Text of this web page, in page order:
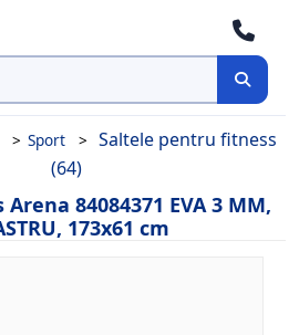
Sport
Saltele pentru fitness
(64)
84084371 EVA 3 MM,
173х61 cm